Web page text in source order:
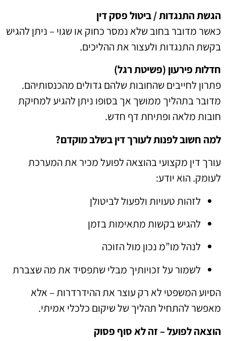
הגשת התנגדות / ביטול פסק דין
כאשר מדובר בחוב שלא נמסר כחוק או שגוי – ניתן להגיש
בקשת התנגדות ולעצור את ההליכים.
חדלות פירעון (פשיטת רגל)
פתרון לחייבים שהחובות שלהם גדולים מהכנסותיהם.
מדובר בתהליך ממושך אך בסופו ניתן להגיע למחיקת
חובות מלאה ופתיחת דף חדש.
למה חשוב לפנות לעורך דין בשלב מוקדם?
עורך דין מקצועי בהוצאה לפועל מכיר את המערכת
לעומק. הוא יודע:
לזהות טעויות ולפעול לביטולן
להגיש בקשות מתאימות בזמן
לנהל מו”מ נכון מול הזוכה
לשמור על זכויותיך מבלי שתפסיד את מה שצברת
הסיוע המשפטי לא רק עוצר את ההידרדרות – אלא
מאפשר להתחיל תהליך של שיקום כלכלי אמיתי.
הוצאה לפועל – זה לא סוף פסוק